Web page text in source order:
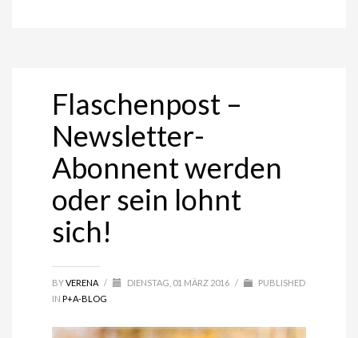
Flaschenpost –
Newsletter-
Abonnent werden
oder sein lohnt
sich!
BYVERENA / DIENSTAG, 01 MÄRZ 2016 /
PUBLISHED
INP+A-BLOG